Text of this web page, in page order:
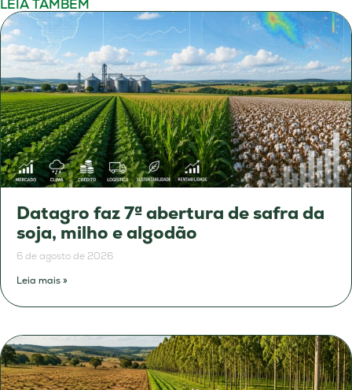
LEIA TAMBÉM
Datagro faz 7ª abertura de safra da
soja, milho e algodão
6 de agosto de 2026
Leia mais »